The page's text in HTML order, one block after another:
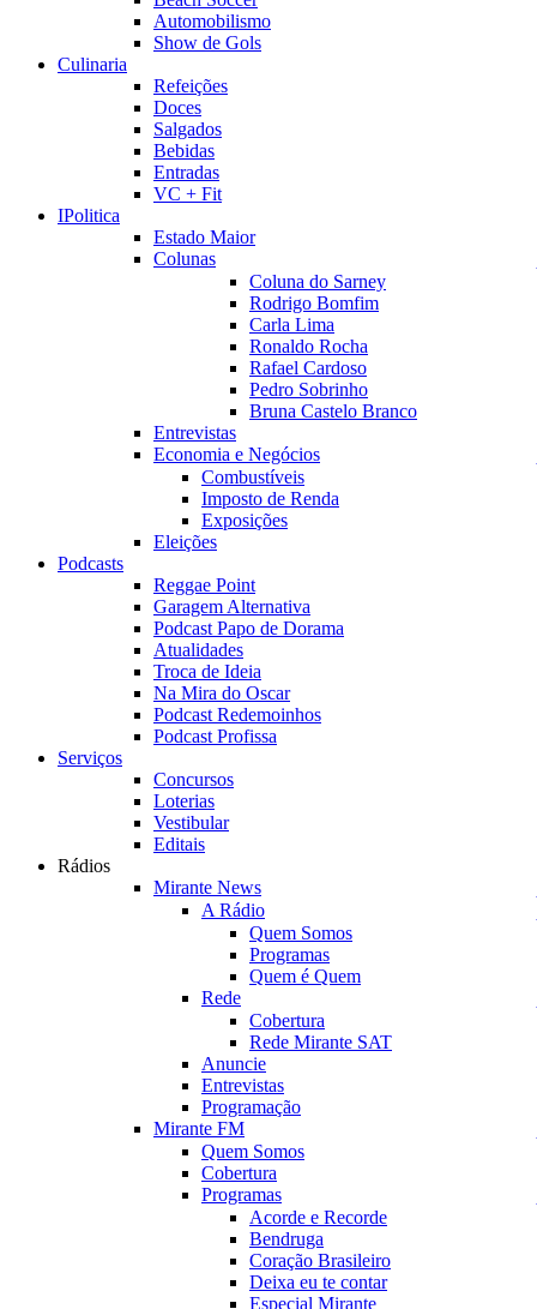
Automobilismo
Show de Gols
Culinaria
Refeições
Doces
Salgados
Bebidas
Entradas
VC + Fit
IPolitica
Estado Maior
Colunas
Coluna do Sarney
Rodrigo Bomfim
Carla Lima
Ronaldo Rocha
Rafael Cardoso
Pedro Sobrinho
Bruna Castelo Branco
Entrevistas
Economia e Negócios
Combustíveis
Imposto de Renda
Exposições
Eleições
Podcasts
Reggae Point
Garagem Alternativa
Podcast Papo de Dorama
Atualidades
Troca de Ideia
Na Mira do Oscar
Podcast Redemoinhos
Podcast Profissa
Serviços
Concursos
Loterias
Vestibular
Editais
Rádios
Mirante News
A Rádio
Quem Somos
Programas
Quem é Quem
Rede
Cobertura
Rede Mirante SAT
Anuncie
Entrevistas
Programação
Mirante FM
Quem Somos
Cobertura
Programas
Acorde e Recorde
Bendruga
Coração Brasileiro
Deixa eu te contar
Especial Mirante